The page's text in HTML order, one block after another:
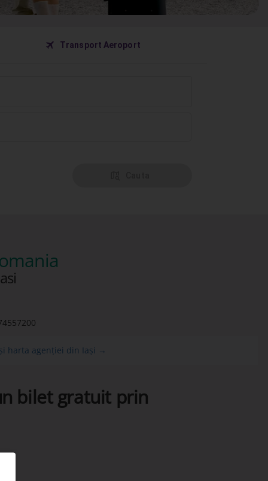
󰀝 Transport Aeroport
harta agenției din Iași →
bilet gratuit prin